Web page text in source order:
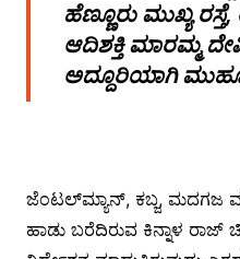
ಹೆಣ್ಣೂರು ಮುಖ್ಯ
ಆದಿಶಕ್ತಿ ಮಾರಮ್ಮ
ಅದ್ದೂರಿಯಾಗಿ
ಜೆಂಟಲ್‍ಮ್ಯಾನ್, ಕಬ್ಜ, ಮದಗಜ
ಹಾಡು ಬರೆದಿರುವ ಕಿನ್ನಾಳ ರಾಜ್